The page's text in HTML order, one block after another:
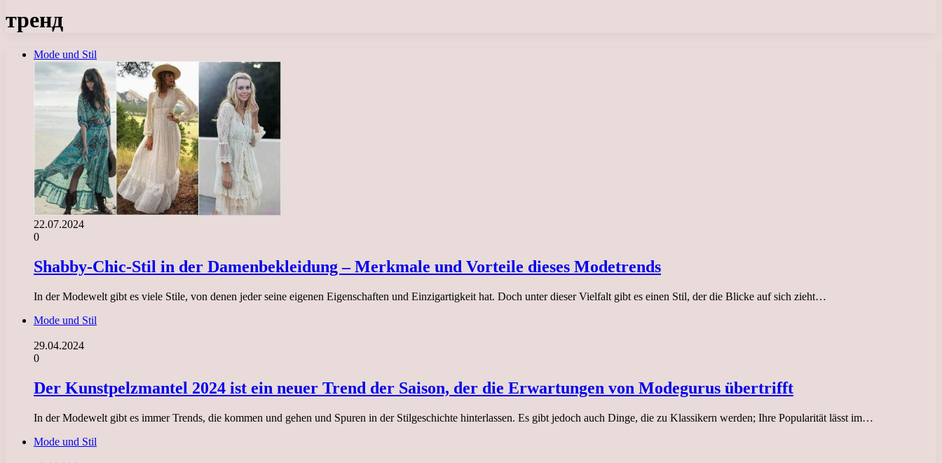
тренд
Mode und Stil
22.07.2024
0
Shabby-Chic-Stil in der Damenbekleidung – Merkmale und Vorteile dieses Modetrends
In der Modewelt gibt es viele Stile, von denen jeder seine eigenen Eigenschaften und Einzigartigkeit hat. Doch unter dieser Vielfalt gibt es einen Stil, der die Blicke auf sich zieht…
Mode und Stil
29.04.2024
0
Der Kunstpelzmantel 2024 ist ein neuer Trend der Saison, der die Erwartungen von Modegurus übertrifft
In der Modewelt gibt es immer Trends, die kommen und gehen und Spuren in der Stilgeschichte hinterlassen. Es gibt jedoch auch Dinge, die zu Klassikern werden; Ihre Popularität lässt im…
Mode und Stil